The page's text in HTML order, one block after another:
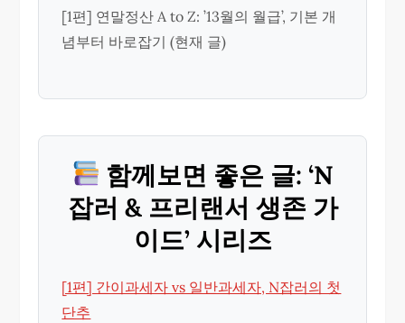
[1편] 연말정산 A to Z: ’13월의 월급’, 기본 개
념부터 바로잡기 (현재 글)
함께보면 좋은 글: ‘N
잡러 & 프리랜서 생존 가
이드’ 시리즈
[1편] 간이과세자 vs 일반과세자, N잡러의 첫
단추